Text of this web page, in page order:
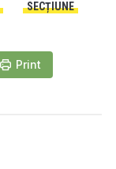
SECȚIUNE
Print